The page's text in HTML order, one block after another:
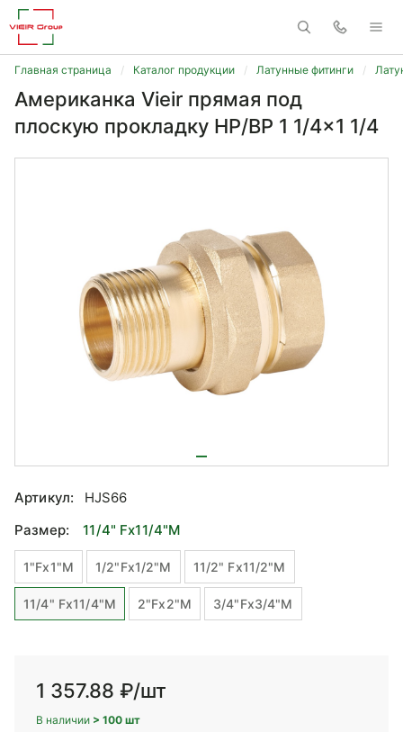
Главная страница Каталог продукции Латунные фитинги
Американка Vieir прямая под
плоскую прокладку НР/ВР 1 1/4x1 1/4
Артикул:
HJS66
Размер:
11/4" Fx11/4"M
1"Fx1"M 1/2"Fx1/2"M 11/2" Fx11/2"M
11/4" Fx11/4"M 2"Fx2"M 3/4"Fx3/4"M
1 357.88 ₽/шт
В наличии > 100 шт